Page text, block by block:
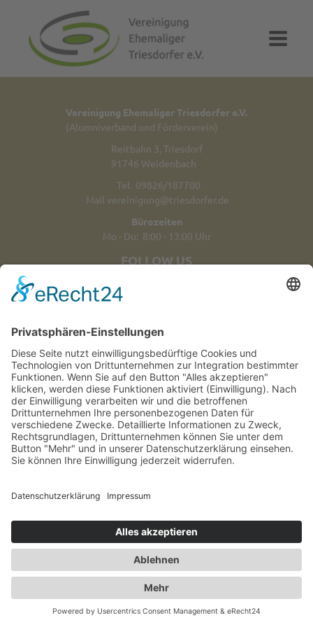
Vereinigung Ehemaliger Triesdorfer e.V.
(Alumniverband und Förderverein)
Reitbahn 3, Triesdorf
91746 Weidenbach
Tel. 09826/187700
Mail vereinigung@triesdorfer.de
Bürozeiten
Mo - Do: 8:00 - 13:00 Uhr
FOLLOW US
KONTAKT | IMPRESSUM